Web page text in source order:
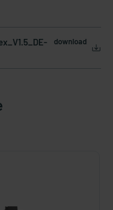
download